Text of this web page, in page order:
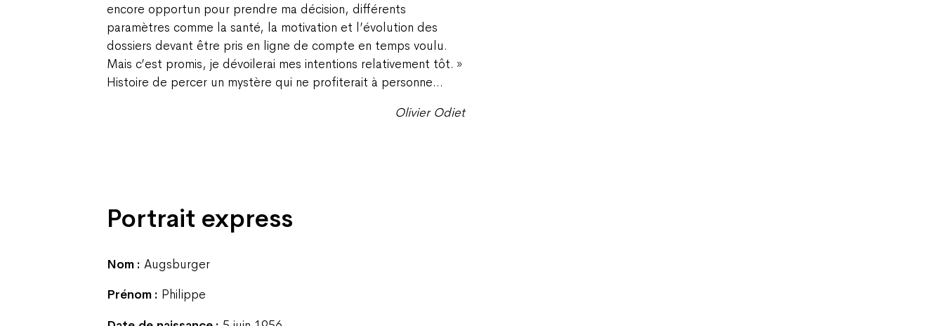
encore opportun pour prendre ma décision, différents
paramètres comme la santé, la motivation et l’évolution des
dossiers devant être pris en ligne de compte en temps voulu.
Mais c’est promis, je dévoilerai mes intentions relativement tôt. »
Histoire de percer un mystère qui ne profiterait à personne…
Olivier Odiet
Portrait express
Nom : Augsburger
Prénom : Philippe